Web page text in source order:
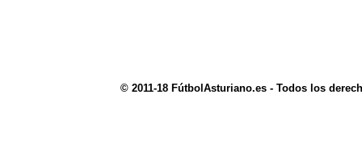
© 2011-18 FútbolAsturiano.es - Todos los